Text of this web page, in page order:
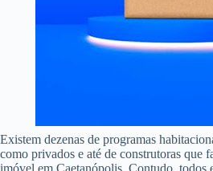
Existem dezenas de programas
como privados e até de construtoras que
imóvel em Caetanópolis. Contudo, todos